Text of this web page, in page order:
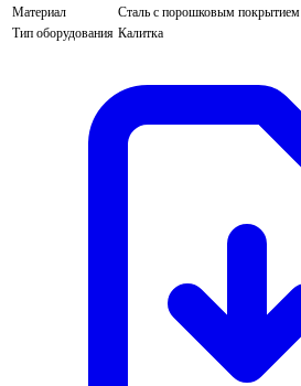
Материал
Сталь с порошковым покрытием
Тип оборудования Калитка